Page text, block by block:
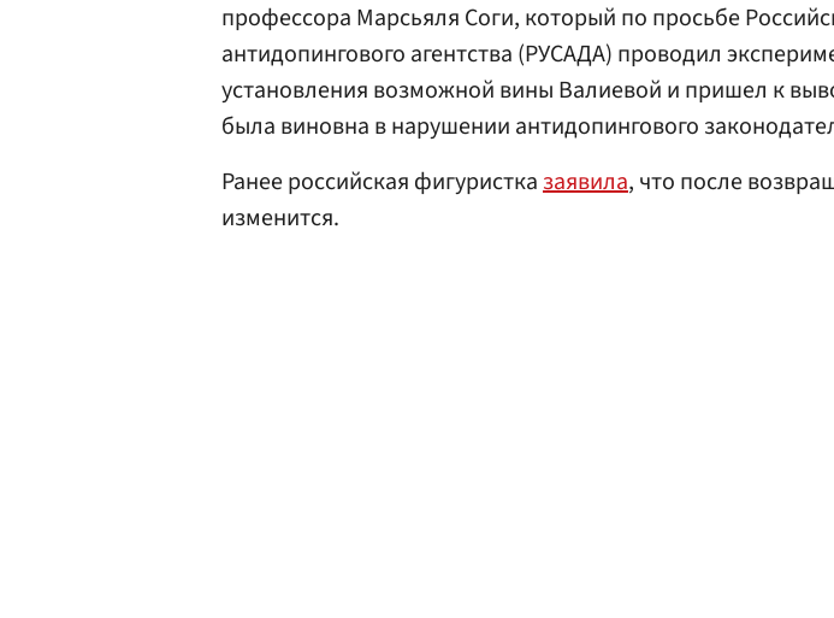
профессора Марсьяля Соги, который по просьбе
антидопингового агентства (РУСАДА) проводил
установления возможной вины Валиевой и пришел к
была виновна в нарушении антидопингового
Ранее российская фигуристказаявила, что после
изменится.